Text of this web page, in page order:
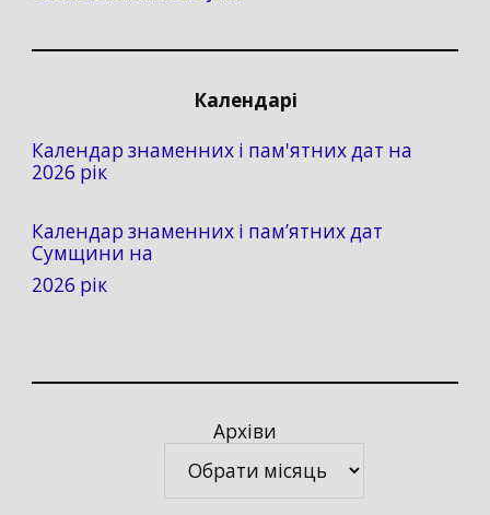
Календарі
Календар знаменних і пам'ятних дат на
2026 рік
Календар знаменних і пам’ятних дат
Сумщини на
2026 рік
Архіви